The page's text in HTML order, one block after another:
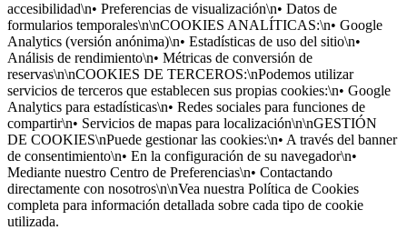
accesibilidad\n• Preferencias de visualización\n• Datos de
formularios temporales\n\nCOOKIES ANALÍTICAS:\n• Google
Analytics (versión anónima)\n• Estadísticas de uso del sitio\n•
Análisis de rendimiento\n• Métricas de conversión de
reservas\n\nCOOKIES DE TERCEROS:\nPodemos utilizar
servicios de terceros que establecen sus propias cookies:\n• Google
Analytics para estadísticas\n• Redes sociales para funciones de
compartir\n• Servicios de mapas para localización\n\nGESTIÓN
DE COOKIES\nPuede gestionar las cookies:\n• A través del banner
de consentimiento\n• En la configuración de su navegador\n•
Mediante nuestro Centro de Preferencias\n• Contactando
directamente con nosotros\n\nVea nuestra Política de Cookies
completa para información detallada sobre cada tipo de cookie
utilizada.